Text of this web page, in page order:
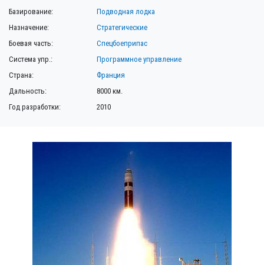
Базирование:
Подводная лодка
Назначение:
Стратегические
Боевая часть:
Спецбоеприпас
Система упр.:
Программное управление
Страна:
Франция
Дальность:
8000 км.
Год разработки:
2010